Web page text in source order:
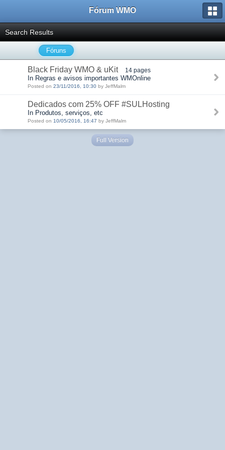
Fórum WMO
Search Results
Fóruns
Black Friday WMO & uKit 14 pages
In Regras e avisos importantes WMOnline
Posted on 23/11/2016, 10:30 by JeffMalm
Dedicados com 25% OFF #SULHosting
In Produtos, serviços, etc
Posted on 10/05/2016, 16:47 by JeffMalm
Full Version